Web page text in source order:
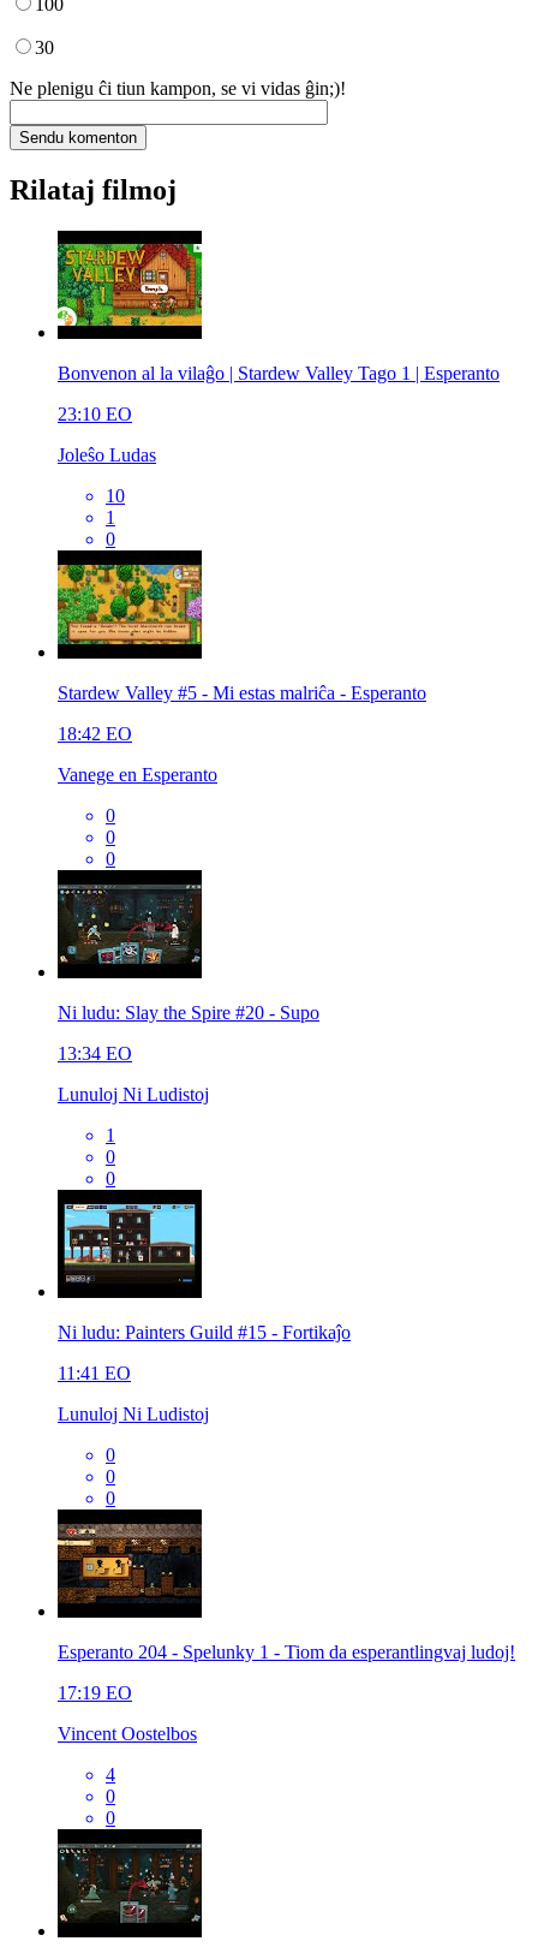
30
Ne plenigu ĉi tiun kampon, se vi vidas ĝin;)!
Rilataj filmoj
Bonvenon al la vilaĝo | Stardew Valley Tago 1 | Esperanto
23:10 EO
Joleŝo Ludas
10
1
0
Stardew Valley #5 - Mi estas malriĉa - Esperanto
18:42 EO
Vanege en Esperanto
0
0
0
Ni ludu: Slay the Spire #20 - Supo
13:34 EO
Lunuloj Ni Ludistoj
1
0
0
Ni ludu: Painters Guild #15 - Fortikaĵo
11:41 EO
Lunuloj Ni Ludistoj
0
0
0
Esperanto 204 - Spelunky 1 - Tiom da esperantlingvaj ludoj!
17:19 EO
Vincent Oostelbos
4
0
0